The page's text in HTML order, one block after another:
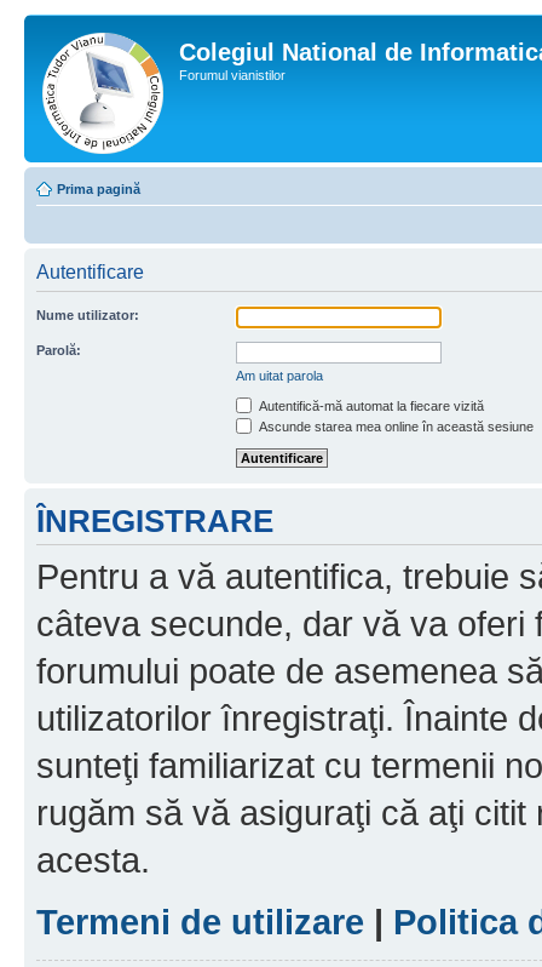
Colegiul National de
Forumul vianistilor
Prima pagină
Autentificare
Nume utilizator:
Parolă:
Am uitat parola
Autentifică-mă automat la fiecare vizită
Ascunde starea mea online în această sesiune
ÎNREGISTRARE
Pentru a vă autentifica, trebuie
câteva secunde, dar vă va oferi
forumului poate de asemenea
utilizatorilor înregistraţi. Înainte
sunteţi familiarizat cu termenii
rugăm să vă asiguraţi că aţi
acesta.
Termeni de utilizare | Politica